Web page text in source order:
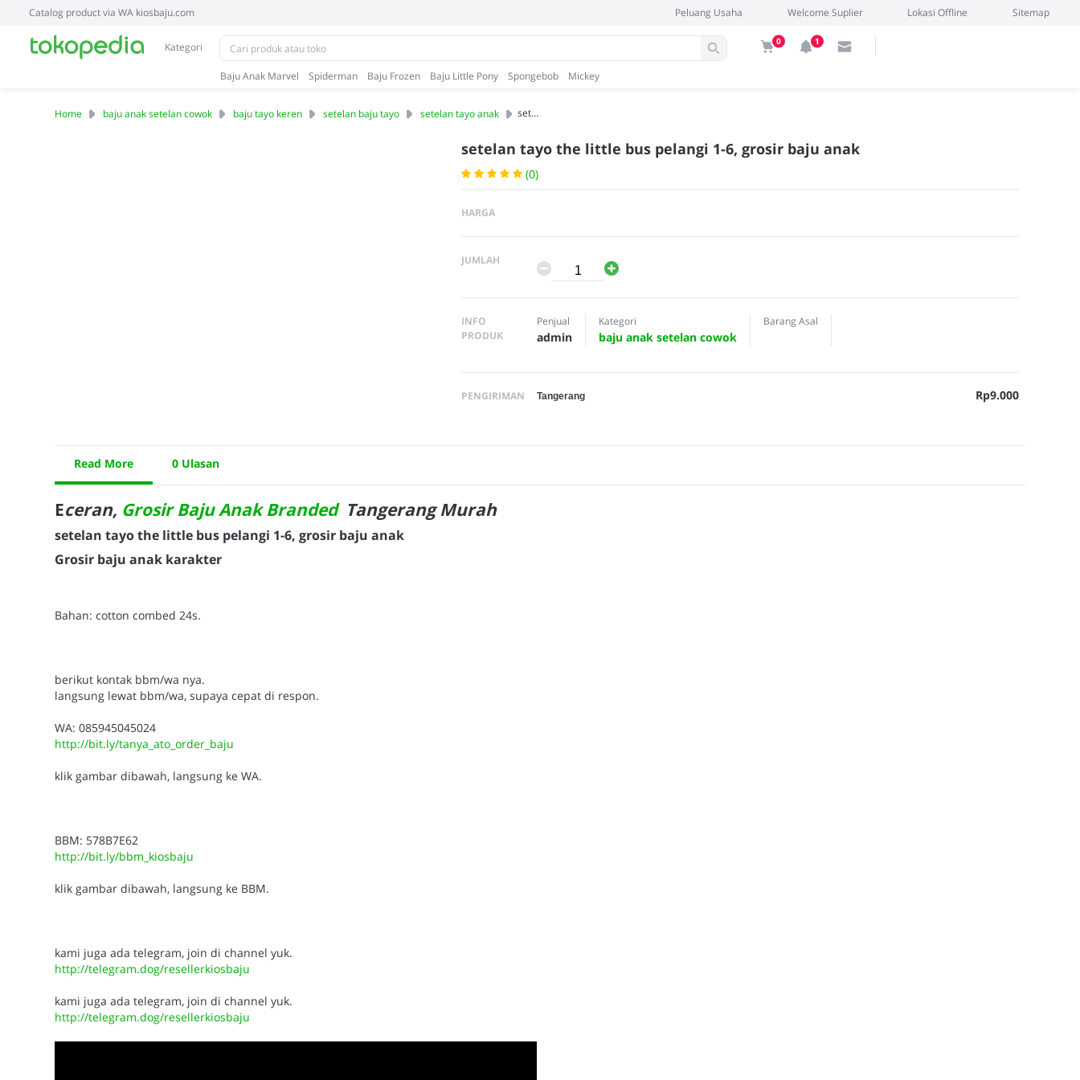
Catalog product via WA kiosbaju.com Peluang Usaha Welcome Suplier Lokasi Offline Sitemap
Kategori 0 1
Baju Anak Marvel Spiderman Baju Frozen Baju Little Pony Spongebob Mickey
Home baju anak setelan cowok baju tayo keren setelan baju tayo setelan tayo anak setelan tayo the little bus pelangi 1-6, grosir baju anak
setelan tayo the little bus pelangi 1-6, grosir baju anak
(0)
HARGA
JUMLAH
INFO
PRODUK
Penjual
admin
Kategori
baju anak setelan cowok
Barang Asal
PENGIRIMAN Rp9.000
Read More 0 Ulasan
Eceran, GrosirBaju Anak BrandedTangerang Murah
setelan tayo the little bus pelangi 1-6, grosir baju anak
Grosir baju anak karakter
Bahan: cotton combed 24s.
berikut kontak bbm/wa nya.
langsung lewat bbm/wa, supaya cepat di respon.
WA: 085945045024
http://bit.ly/tanya_ato_order_baju
klik gambar dibawah, langsung ke WA.
BBM: 578B7E62
http://bit.ly/bbm_kiosbaju
klik gambar dibawah, langsung ke BBM.
kami juga ada telegram, join di channel yuk.
http://telegram.dog/resellerkiosbaju
kami juga ada telegram, join di channel yuk.
http://telegram.dog/resellerkiosbaju